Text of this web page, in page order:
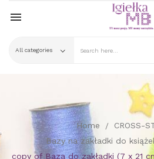

Home
CROSS-
Bazy na zakładki do
copy of Baza do zakładki (7 x 21